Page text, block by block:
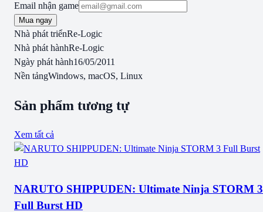
Email nhận game
Mua ngay
Nhà phát triểnRe-Logic
Nhà phát hànhRe-Logic
Ngày phát hành16/05/2011
Nền tảngWindows, macOS, Linux
Sản phẩm tương tự
Xem tất cả
NARUTO SHIPPUDEN: Ultimate Ninja STORM 3
Full Burst HD